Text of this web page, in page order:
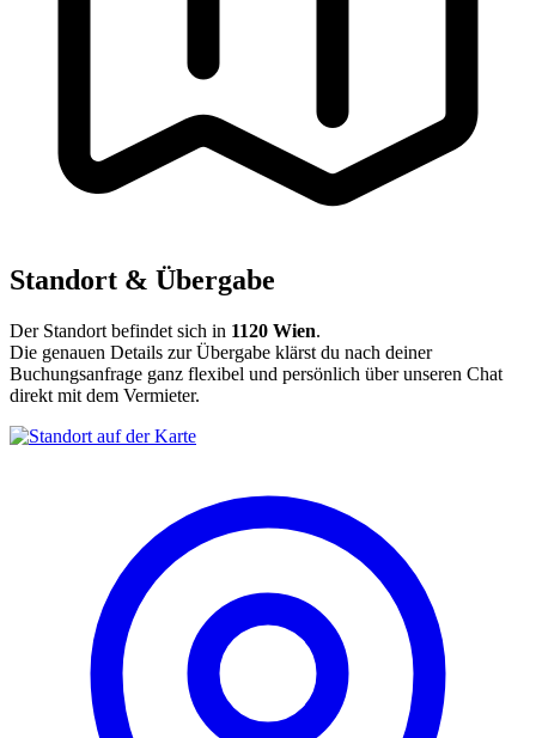
Standort & Übergabe
Der Standort befindet sich in 1120 Wien.
Die genauen Details zur Übergabe klärst du nach deiner
Buchungsanfrage ganz flexibel und persönlich über unseren Chat
direkt mit dem Vermieter.